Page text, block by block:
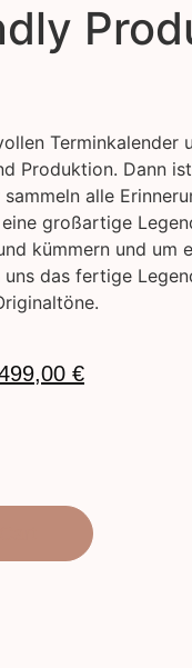
Terminkalender
Produktion. Dann
alle
großartige
kümmern und um
das fertige
€